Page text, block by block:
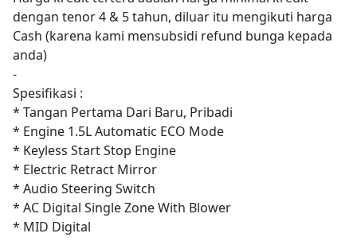
dengan tenor 4 & 5 tahun, diluar itu mengikuti harga
Cash (karena kami mensubsidi refund bunga kepada
anda)
-
Spesifikasi :
* Tangan Pertama Dari Baru, Pribadi
* Engine 1.5L Automatic ECO Mode
* Keyless Start Stop Engine
* Electric Retract Mirror
* Audio Steering Switch
* AC Digital Single Zone With Blower
* MID Digital